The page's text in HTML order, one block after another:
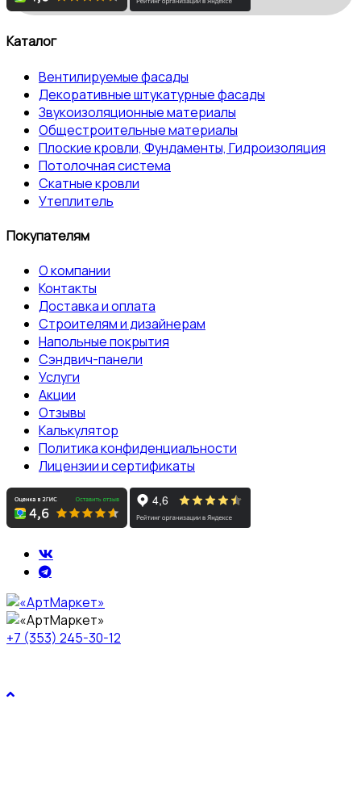
Каталог
Вентилируемые фасады
Декоративные штукатурные фасады
Звукоизоляционные материалы
Общестроительные материалы
Плоские кровли, Фундаменты, Гидроизоляция
Потолочная система
Скатные кровли
Утеплитель
Покупателям
О компании
Контакты
Доставка и оплата
Строителям и дизайнерам
Напольные покрытия
Сэндвич-панели
Услуги
Акции
Отзывы
Калькулятор
Политика конфиденциальности
Лицензии и сертификаты
+7 (353) 245-30-12